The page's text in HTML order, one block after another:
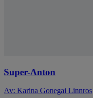
Super-Anton
Av: Karina Gonegai Linnros